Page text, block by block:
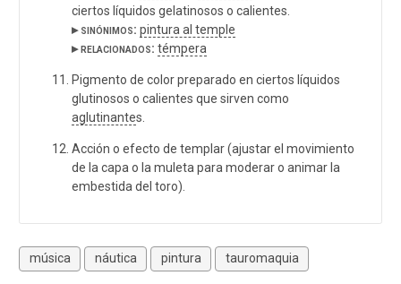
ciertos líquidos gelatinosos o calientes.
▸ sinónimos: pintura al temple
▸ relacionados: témpera
Pigmento de color preparado en ciertos líquidos
glutinosos o calientes que sirven como
aglutinantes.
Acción o efecto de templar (ajustar el movimiento
de la capa o la muleta para moderar o animar la
embestida del toro).
música náutica pintura tauromaquia